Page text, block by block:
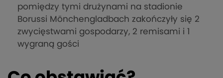
pomiędzy tymi drużynami na stadionie
Borussi Mönchengladbach zakończyły się 2
zwycięstwami gospodarzy, 2 remisami i 1
wygraną gości